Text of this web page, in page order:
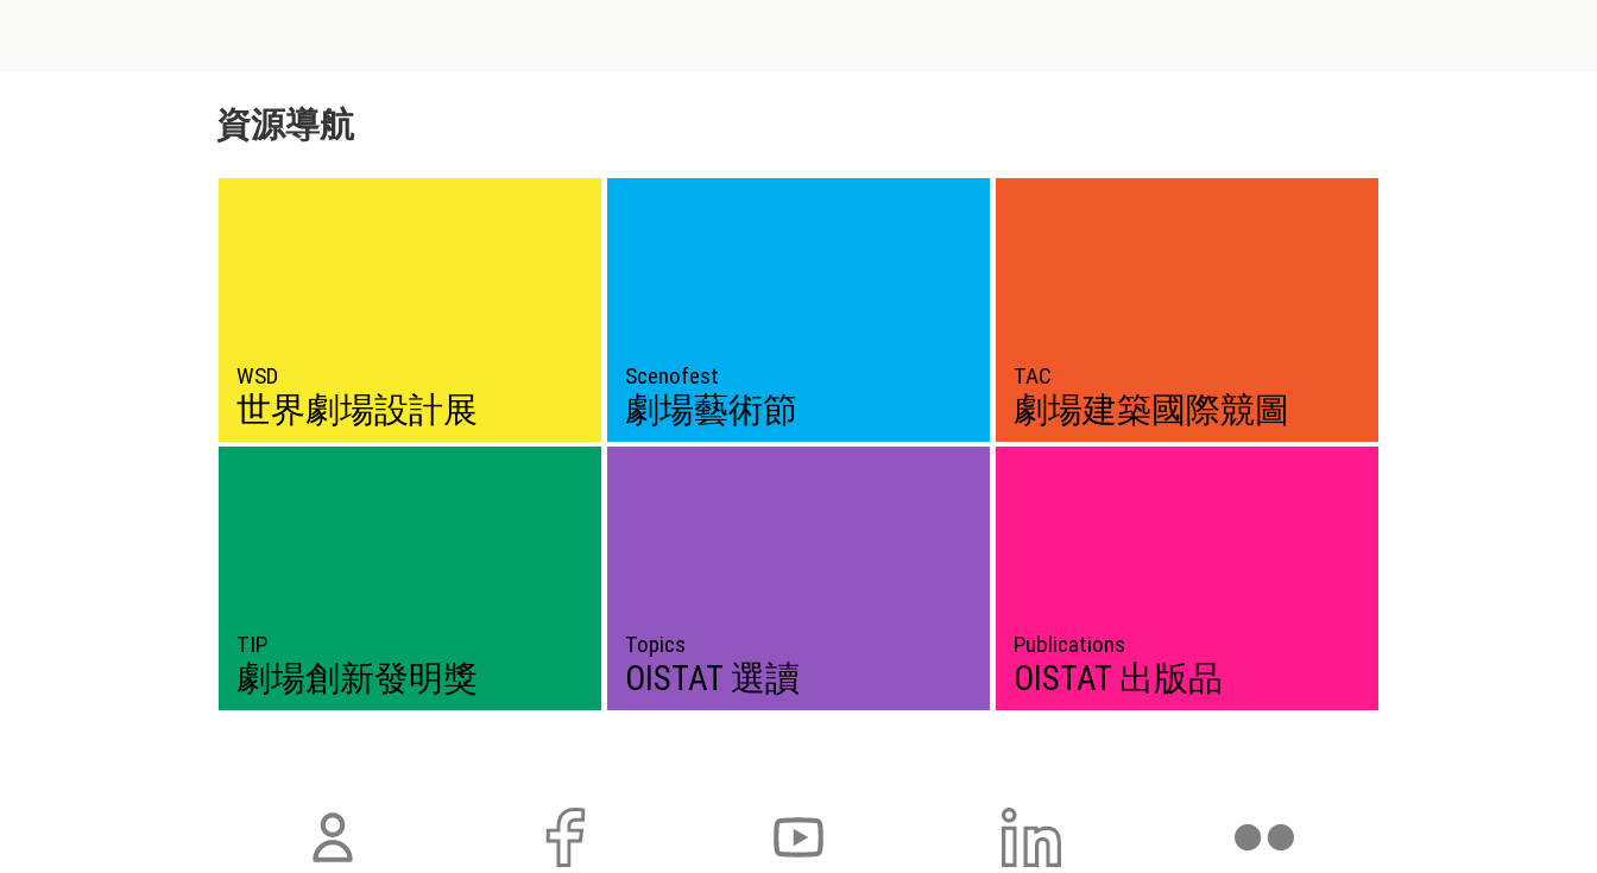
資源導航
WSD
世界劇場設計展
Scenofest
劇場藝術節
TAC
劇場建築國際競圖
TIP
劇場創新發明獎
Topics
OISTAT 選讀
Publications
OISTAT 出版品